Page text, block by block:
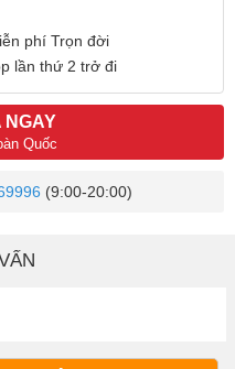
phí Trọn đời
lần thứ 2 trở đi
NGAY
Quốc
(9:00-20:00)